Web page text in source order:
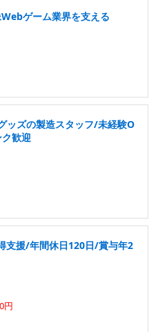
ゲーム業界を支える
ッズの製造スタッフ/未経験O
歓迎
支援/年間休日120日/賞与年2
円